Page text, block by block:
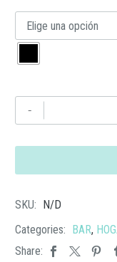
Elige una opción
-
024
VINOS
cantidad
SKU: N/D
Categories: BAR,
Share: